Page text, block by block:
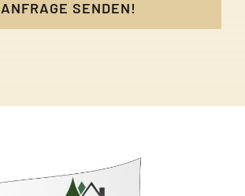
ANFRAGE SENDEN!